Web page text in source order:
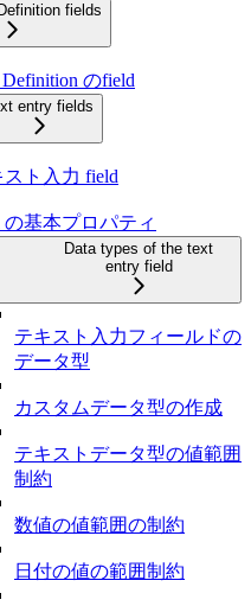
fields
Definition のfield
entry fields
スト入力 field
の基本プロパティ
Data types of the text
entry field
テキスト入力フィールドの
データ型
カスタムデータ型の作成
テキストデータ型の値範囲
制約
数値の値範囲の制約
日付の値の範囲制約